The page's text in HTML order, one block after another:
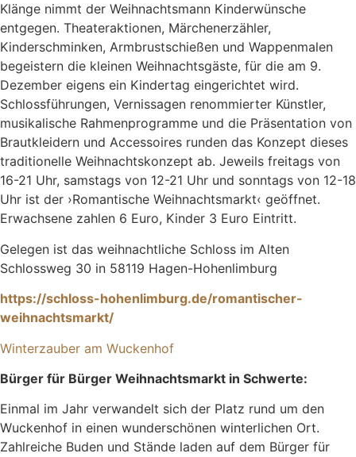
Klänge nimmt der Weihnachtsmann Kinderwünsche
entgegen. Theateraktionen, Märchenerzähler,
Kinderschminken, Armbrustschießen und Wappenmalen
begeistern die kleinen Weihnachtsgäste, für die am 9.
Dezember eigens ein Kindertag eingerichtet wird.
Schlossführungen, Vernissagen renommierter Künstler,
musikalische Rahmenprogramme und die Präsentation von
Brautkleidern und Accessoires runden das Konzept dieses
traditionelle Weihnachtskonzept ab. Jeweils freitags von
16-21 Uhr, samstags von 12-21 Uhr und sonntags von 12-18
Uhr ist der ›Romantische Weihnachtsmarkt‹ geöffnet.
Erwachsene zahlen 6 Euro, Kinder 3 Euro Eintritt.
Gelegen ist das weihnachtliche Schloss im Alten
Schlossweg 30 in 58119 Hagen-Hohenlimburg
https://schloss-hohenlimburg.de/romantischer-
weihnachtsmarkt/
Winterzauber am Wuckenhof
Bürger für Bürger Weihnachtsmarkt in Schwerte:
Einmal im Jahr verwandelt sich der Platz rund um den
Wuckenhof in einen wunderschönen winterlichen Ort.
Zahlreiche Buden und Stände laden auf dem Bürger für